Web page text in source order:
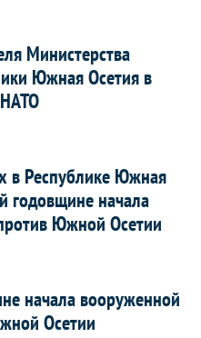
Министерства
Южная Осетия в
в Республике Южная
годовщине начала
Южной Осетии
начала вооруженной
Осетии